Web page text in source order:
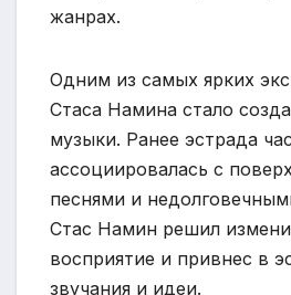
жанрах.
Одним из самых ярких
Стаса Намина стало
музыки. Ранее эстрада
ассоциировалась с
песнями и
Стас Намин решил
восприятие и привнес в
звучания и идеи.